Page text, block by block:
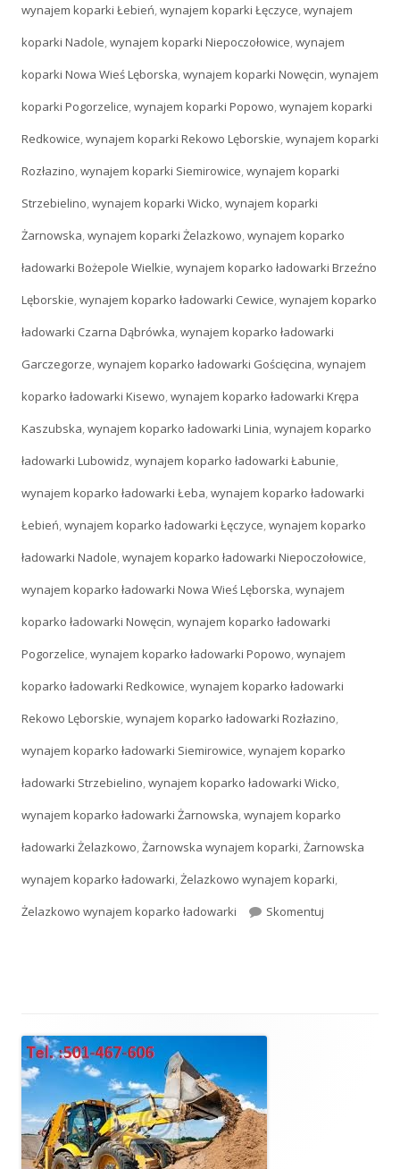
wynajem koparki Łebień,wynajem koparki Łęczyce,wynajem
koparki Nadole,wynajem koparki Niepoczołowice,wynajem
koparki Nowa Wieś Lęborska,wynajem koparki Nowęcin,wynajem
koparki Pogorzelice,wynajem koparki Popowo,wynajem koparki
Redkowice,wynajem koparki Rekowo Lęborskie,wynajem koparki
Rozłazino,wynajem koparki Siemirowice,wynajem koparki
Strzebielino,wynajem koparki Wicko,wynajem koparki
Żarnowska,wynajem koparki Żelazkowo,wynajem koparko
ładowarki Bożepole Wielkie,wynajem koparko ładowarki Brzeźno
Lęborskie,wynajem koparko ładowarki Cewice,wynajem koparko
ładowarki Czarna Dąbrówka,wynajem koparko ładowarki
Garczegorze,wynajem koparko ładowarki Gościęcina,wynajem
koparko ładowarki Kisewo,wynajem koparko ładowarki Krępa
Kaszubska,wynajem koparko ładowarki Linia,wynajem koparko
ładowarki Lubowidz,wynajem koparko ładowarki Łabunie,
wynajem koparko ładowarki Łeba,wynajem koparko ładowarki
Łebień,wynajem koparko ładowarki Łęczyce,wynajem koparko
ładowarki Nadole,wynajem koparko ładowarki Niepoczołowice,
wynajem koparko ładowarki Nowa Wieś Lęborska,wynajem
koparko ładowarki Nowęcin,wynajem koparko ładowarki
Pogorzelice,wynajem koparko ładowarki Popowo,wynajem
koparko ładowarki Redkowice,wynajem koparko ładowarki
Rekowo Lęborskie,wynajem koparko ładowarki Rozłazino,
wynajem koparko ładowarki Siemirowice,wynajem koparko
ładowarki Strzebielino,wynajem koparko ładowarki Wicko,
wynajem koparko ładowarki Żarnowska,wynajem koparko
ładowarki Żelazkowo,Żarnowska wynajem koparki,Żarnowska
wynajem koparko ładowarki,Żelazkowo wynajem koparki,
Żelazkowo wynajem koparko ładowarki
Skomentuj
Główny
panel
boczny